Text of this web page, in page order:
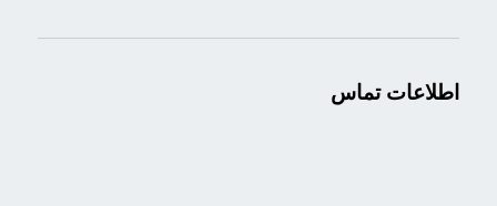
اطلاعات تماس